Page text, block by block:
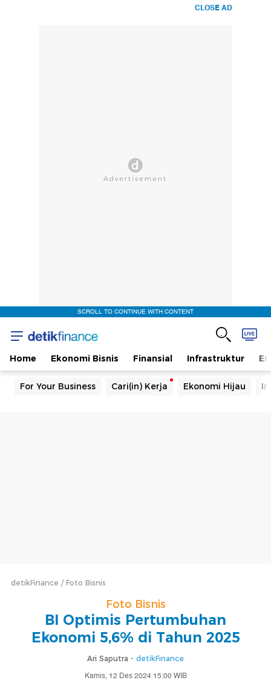
CLOSE AD
SCROLL TO CONTINUE WITH CONTENT
Home Ekonomi Bisnis Finansial Infrastruktur
For Your Business Cari(in) Kerja Ekonomi Hijau
detikFinance Foto Bisnis
Foto Bisnis
BI Optimis Pertumbuhan
Ekonomi 5,6% di Tahun 2025
Ari Saputra - detikFinance
Kamis, 12 Des 2024 15:00 WIB